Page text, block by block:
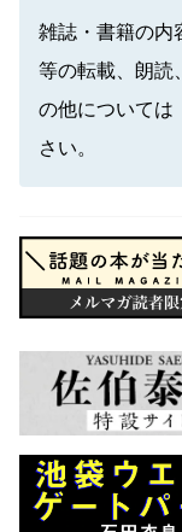
雑誌・書籍の内
等の転載、朗読
の他については
さい。